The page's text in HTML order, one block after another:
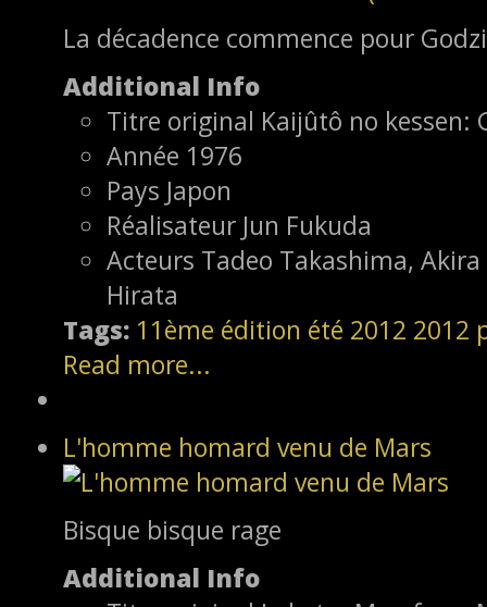
La décadence commence pour
Additional Info
Titre original Kaijûtô no kessen:
Année 1976
Pays Japon
Réalisateur Jun Fukuda
Acteurs Tadeo Takashima,
Hirata
Tags: 11ème édition été 2012 2012
Read more...
L'homme homard venu de Mars
Bisque bisque rage
Additional Info